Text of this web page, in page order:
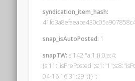
syndication_item_hash:
snap_isAutoPosted: 1
snapTW: s:142:"a:1:{i:0;a:4:
04-16 16:31:29";}}";